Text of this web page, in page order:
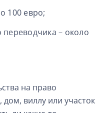
100 евро;
переводчика – около
на право
дом, виллу или участок